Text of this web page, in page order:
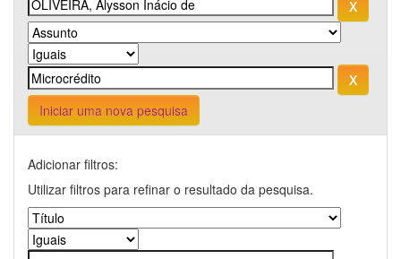
Iniciar uma nova pesquisa
Adicionar filtros:
Utilizar filtros para refinar o resultado da pesquisa.